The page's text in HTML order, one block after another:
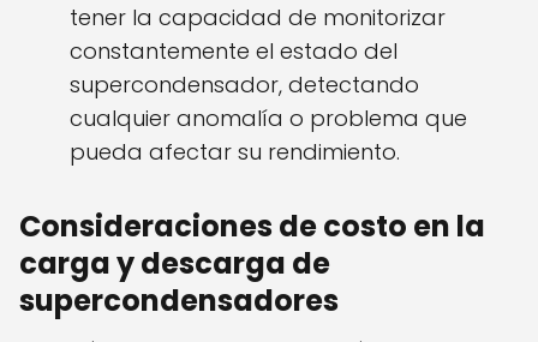
tener la capacidad de monitorizar
constantemente el estado del
supercondensador, detectando
cualquier anomalía o problema que
pueda afectar su rendimiento.
Consideraciones de costo en la
carga y descarga de
supercondensadores